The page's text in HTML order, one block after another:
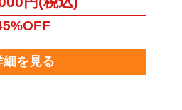
細を見る